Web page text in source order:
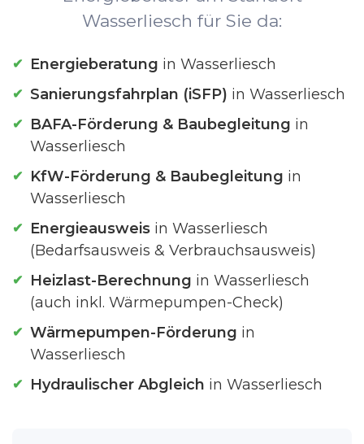
Wasserliesch für Sie da:
Energieberatung in Wasserliesch
Sanierungsfahrplan (iSFP) in Wasserliesch
BAFA-Förderung & Baubegleitung in
Wasserliesch
KfW-Förderung & Baubegleitung in
Wasserliesch
Energieausweis in Wasserliesch
(Bedarfsausweis & Verbrauchsausweis)
Heizlast-Berechnung in Wasserliesch
(auch inkl. Wärmepumpen-Check)
Wärmepumpen-Förderung in
Wasserliesch
Hydraulischer Abgleich in Wasserliesch